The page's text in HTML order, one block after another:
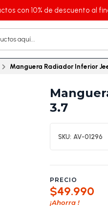
con 10% de descuento al
Manguera Radiador Inferior
3.7
SKU: AV-01296
PRECIO
$49.990
¡Ahorra !